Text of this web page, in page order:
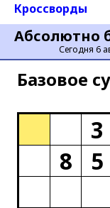
Абсолютно
Сегодня 6
Кроссворды
Базовое
3
8
5